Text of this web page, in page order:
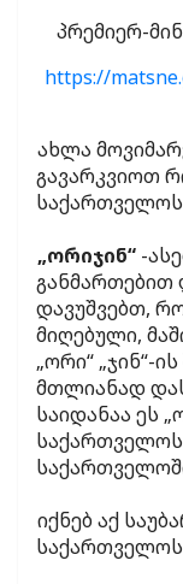
პრემიერ-
https://
ახლა
გავარკვიოთ
„ორიჯინ“ -
განმართებით
დავუშვებთ,
მიღებული,
„ორი“ „ჯინ“-
მთლიანად
საიდანაა ეს
საქართველოს
იქნებ აქ
საქართველოს